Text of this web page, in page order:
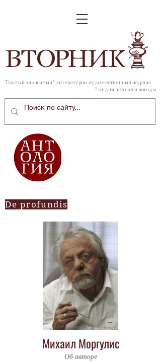
ВТОРНИК
Толстый зависимый* литературно-художественный журнал
* от дня недели и погоды
De profundis
Михаил Моргулис
Об авторе